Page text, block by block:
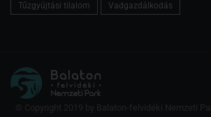
Tűzgyújtási tilalom Vadgazdálkodás
© Copyright 2019 by Balaton-felvidéki Nemzeti